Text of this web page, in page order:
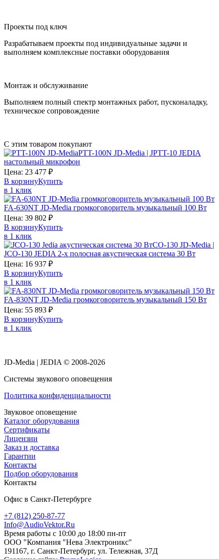
Проекты под ключ
Разрабатываем проекты под индивидуальные задачи и
выполняем комплексные поставки оборудования
Монтаж и обслуживание
Выполняем полный спектр монтажных работ, пусконаладку,
техническое сопровождение
С этим товаром покупают
PTT-100N JD-Media | JPTT-10 JEDIA
настольный микрофон
Цена: 23 477 ₽
В корзинуКупить
в 1 клик
FA-630NT JD-Media громкоговоритель музыкальный 100 Вт
Цена: 39 802 ₽
В корзинуКупить
в 1 клик
CO-130 JD-Media |
JCO-130 JEDIA 2-х полосная акустическая система 30 Вт
Цена: 16 937 ₽
В корзинуКупить
в 1 клик
FA-830NT JD-Media громкоговоритель музыкальный 150 Вт
Цена: 55 893 ₽
В корзинуКупить
в 1 клик
JD-Media | JEDIA © 2008-2026
Системы звукового оповещения
Политика конфиденциальности
Звуковое оповещение
Каталог оборудования
Сертификаты
Лицензии
Заказ и доставка
Гарантии
Контакты
Подбор оборудования
Контакты
Офис в Санкт-Петербурге
+7 (812) 250-87-77
Info@AudioVektor.Ru
Время работы с 10:00 до 18:00 пн-пт
ООО "Компания "Нева Электроникс"
191167, г. Санкт-Петербург, ул. Тележная, 37Д